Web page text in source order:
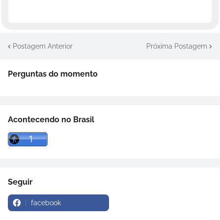
Postagem Anterior Próxima Postagem
Perguntas do momento
Acontecendo no Brasil
Seguir
facebook